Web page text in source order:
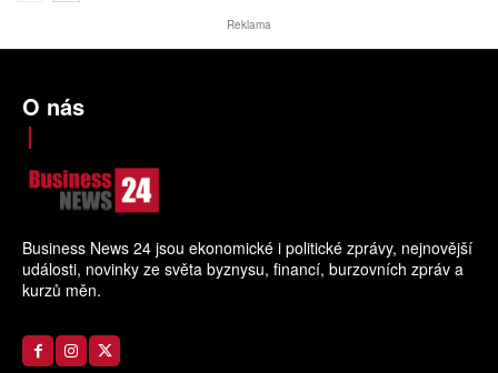
Reklama
O nás
Business News 24 jsou ekonomické i politické zprávy, nejnovější
události, novinky ze světa byznysu, financí, burzovních zpráv a
kurzů měn.